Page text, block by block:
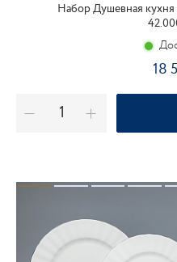
Набор Душевная кухня
18